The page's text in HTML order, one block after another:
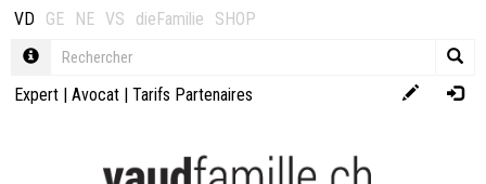
VD GE NE VS dieFamilie SHOP
Expert | Avocat | Tarifs Partenaires